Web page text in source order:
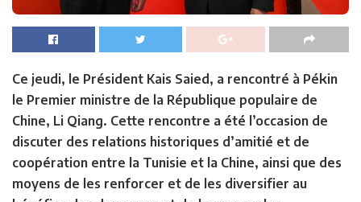
Ce jeudi, le Président Kais Saied, a rencontré à Pékin
le Premier ministre de la République populaire de
Chine, Li Qiang. Cette rencontre a été l’occasion de
discuter des relations historiques d’amitié et de
coopération entre la Tunisie et la Chine, ainsi que des
moyens de les renforcer et de les diversifier au